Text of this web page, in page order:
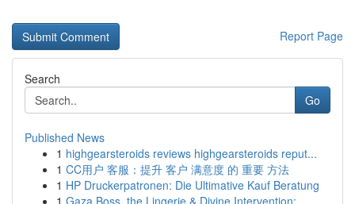
Report Page
Search
Go
Published News
1 highgearsteroids reviews highgearsteroids reput...
1 CC用户 客服：提升 客户 满意度 的 重要 方法
1 HP Druckerpatronen: Die Ultimative Kauf Beratung
1 Gaza Boss, the Lingerie & Divine Intervention: ...